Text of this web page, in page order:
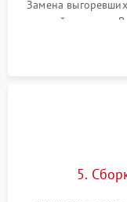
Замена
хрупкой матрицы.
5.